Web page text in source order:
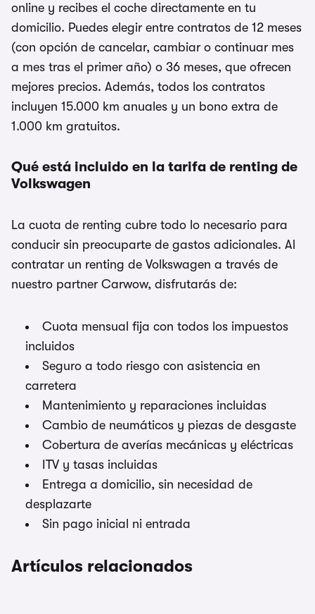
online y recibes el coche directamente en tu
domicilio. Puedes elegir entre contratos de 12 meses
(con opción de cancelar, cambiar o continuar mes
a mes tras el primer año) o 36 meses, que ofrecen
mejores precios. Además, todos los contratos
incluyen 15.000 km anuales y un bono extra de
1.000 km gratuitos.
Qué está incluido en la tarifa de renting de
Volkswagen
La cuota de renting cubre todo lo necesario para
conducir sin preocuparte de gastos adicionales. Al
contratar un renting de Volkswagen a través de
nuestro partner Carwow, disfrutarás de:
Cuota mensual fija con todos los impuestos
incluidos
Seguro a todo riesgo con asistencia en
carretera
Mantenimiento y reparaciones incluidas
Cambio de neumáticos y piezas de desgaste
Cobertura de averías mecánicas y eléctricas
ITV y tasas incluidas
Entrega a domicilio, sin necesidad de
desplazarte
Sin pago inicial ni entrada
Artículos relacionados